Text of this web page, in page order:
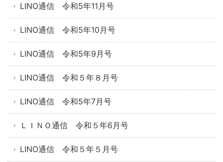
LINO通信 令和5年11月号
LINO通信 令和5年10月号
LINO通信 令和5年9月号
LINO通信 令和５年８月号
LINO通信 令和5年7月号
ＬＩＮＯ通信 令和５年6月号
LINO通信 令和５年５月号